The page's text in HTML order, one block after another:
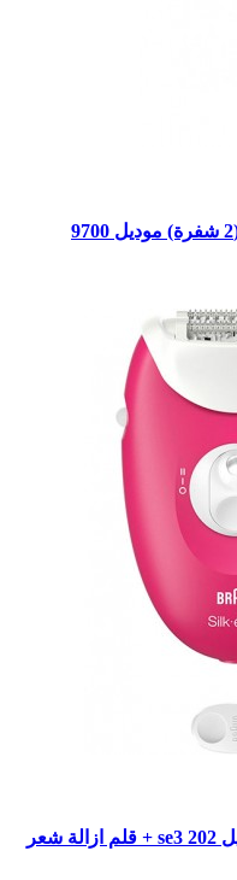
ماكينة براون حريمى سيلك ابيل 3 موديل se3 202 + قلم ازالة شعر